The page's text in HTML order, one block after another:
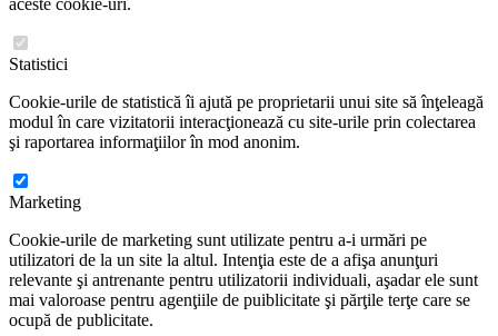
aceste cookie-uri.
Statistici
Cookie-urile de statistică îi ajută pe proprietarii unui site să înţeleagă
modul în care vizitatorii interacţionează cu site-urile prin colectarea
şi raportarea informaţiilor în mod anonim.
Marketing
Cookie-urile de marketing sunt utilizate pentru a-i urmări pe
utilizatori de la un site la altul. Intenţia este de a afişa anunţuri
relevante şi antrenante pentru utilizatorii individuali, aşadar ele sunt
mai valoroase pentru agenţiile de puiblicitate şi părţile terţe care se
ocupă de publicitate.